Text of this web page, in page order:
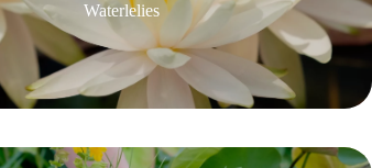
Waterlelies